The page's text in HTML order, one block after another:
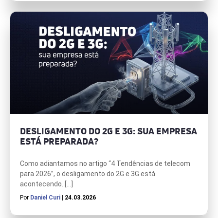
DESLIGAMENTO DO 2G E 3G: SUA EMPRESA
ESTÁ PREPARADA?
Como adiantamos no artigo “4 Tendências de telecom
para 2026”, o desligamento do 2G e 3G está
acontecendo. […]
Por Daniel Curi | 24.03.2026